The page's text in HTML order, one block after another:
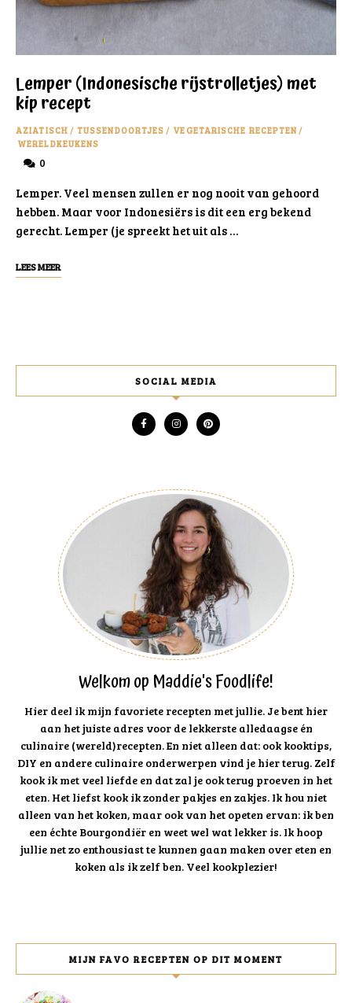
Lemper (Indonesische rijstrolletjes) met
kip recept
AZIATISCH / TUSSENDOORTJES / VEGETARISCHE RECEPTEN /
WERELDKEUKENS
0
Lemper. Veel mensen zullen er nog nooit van gehoord
hebben. Maar voor Indonesiërs is dit een erg bekend
gerecht. Lemper (je spreekt het uit als …
LEES MEER
SOCIAL MEDIA
Welkom op Maddie's Foodlife!
Hier deel ik mijn favoriete recepten met jullie. Je bent hier
aan het juiste adres voor de lekkerste alledaagse én
culinaire (wereld)recepten. En niet alleen dat: ook kooktips,
DIY en andere culinaire onderwerpen vind je hier terug. Zelf
kook ik met veel liefde en dat zal je ook terug proeven in het
eten. Het liefst kook ik zonder pakjes en zakjes. Ik hou niet
alleen van het koken, maar ook van het opeten ervan: ik ben
een échte Bourgondiër en weet wel wat lekker is. Ik hoop
jullie net zo enthousiast te kunnen gaan maken over eten en
koken als ik zelf ben. Veel kookplezier!
MIJN FAVO RECEPTEN OP DIT MOMENT